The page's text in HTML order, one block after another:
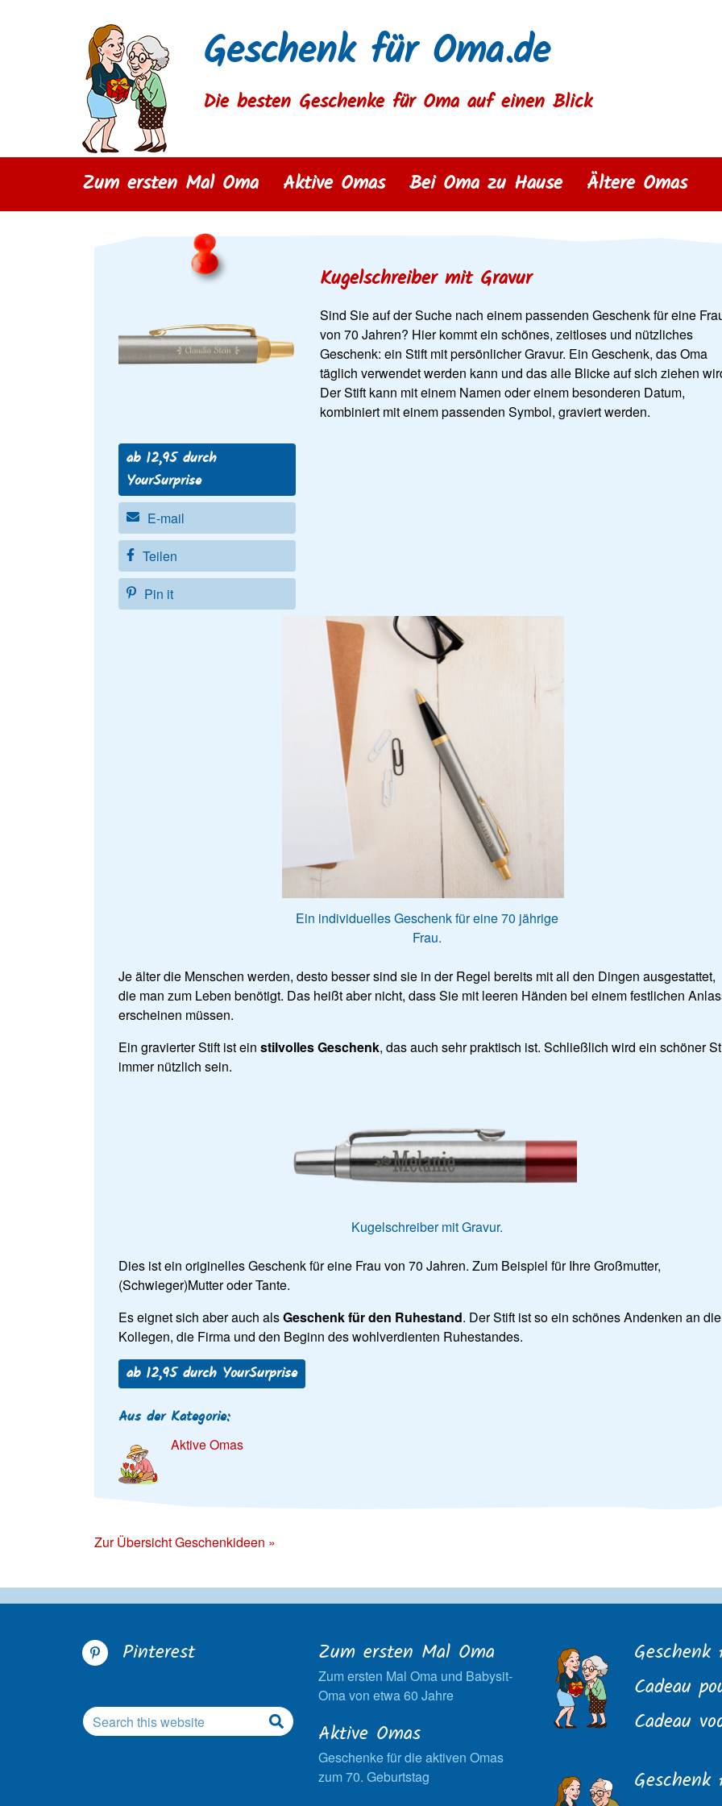
Geschenk für Oma.de
Die besten Geschenke für Oma auf einen Blick
Zum ersten Mal Oma Aktive Omas Bei Oma zu Hause Ältere Omas
ab 12,95 durch
YourSurprise
E-mail
Teilen
Pin it
Kugelschreiber mit Gravur
Sind Sie auf der Suche nach einem passenden Geschenk für eine
von 70 Jahren? Hier kommt ein schönes, zeitloses und nützliches
Geschenk: ein Stift mit persönlicher Gravur. Ein Geschenk, das Oma
täglich verwendet werden kann und das alle Blicke auf sich ziehen
Der Stift kann mit einem Namen oder einem besonderen Datum,
kombiniert mit einem passenden Symbol, graviert werden.
Ein individuelles Geschenk für eine 70 jährige
Frau.
Je älter die Menschen werden, desto besser sind sie in der Regel bereits mit all den Dingen ausgestattet,
die man zum Leben benötigt. Das heißt aber nicht, dass Sie mit leeren Händen bei einem festlichen
erscheinen müssen.
Ein gravierter Stift ist ein stilvolles Geschenk, das auch sehr praktisch ist. Schließlich wird ein schöner
immer nützlich sein.
Kugelschreiber mit Gravur.
Dies ist ein originelles Geschenk für eine Frau von 70 Jahren. Zum Beispiel für Ihre Großmutter,
(Schwieger)Mutter oder Tante.
Es eignet sich aber auch alsGeschenk für den Ruhestand. Der Stift ist so ein schönes Andenken an die
Kollegen, die Firma und den Beginn des wohlverdienten Ruhestandes.
ab 12,95 durch YourSurprise
Aus der Kategorie:
Aktive Omas
Zur Übersicht Geschenkideen »
Pinterest Zum ersten Mal Oma
Zum ersten Mal Oma und Babysit-
Oma von etwa 60 Jahre
Aktive Omas
Geschenke für die aktiven Omas
zum 70. Geburtstag
Cadeau
Cadeau
Geschenk